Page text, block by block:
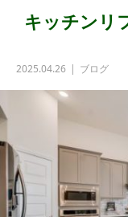
キッチンリ
2025.04.26 ブログ